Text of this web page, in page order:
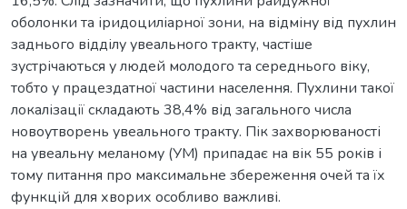
оболонки та іридоциліарної зони, на відміну від пухлин
заднього відділу увеального тракту, частіше
зустрічаються у людей молодого та середнього віку,
тобто у працездатної частини населення. Пухлини такої
локалізації складають 38,4% від загального числа
новоутворень увеального тракту. Пік захворюваності
на увеальну меланому (УМ) припадає на вік 55 років і
тому питання про максимальне збереження очей та їх
функцій для хворих особливо важливі.